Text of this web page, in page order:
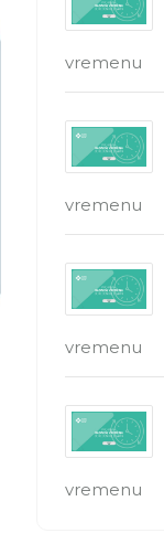
vremenu
vremenu
vremenu
vremenu